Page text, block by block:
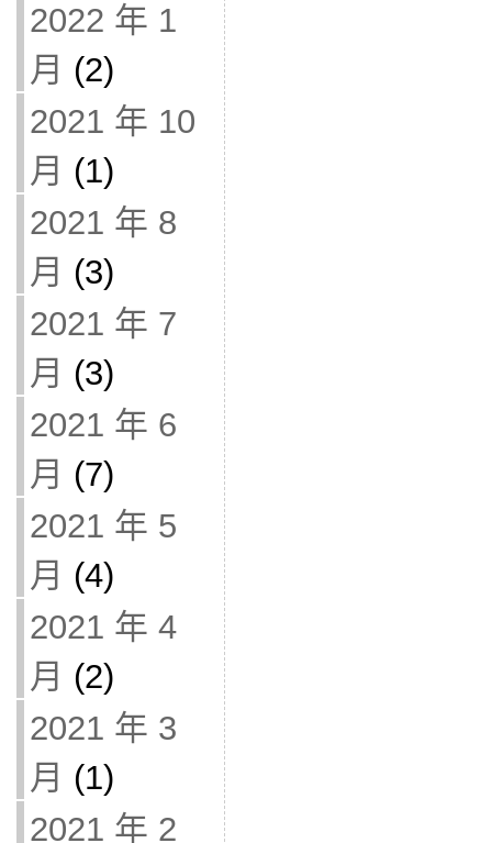
2022 年 1
月 (2)
2021 年 10
月 (1)
2021 年 8
月 (3)
2021 年 7
月 (3)
2021 年 6
月 (7)
2021 年 5
月 (4)
2021 年 4
月 (2)
2021 年 3
月 (1)
2021 年 2